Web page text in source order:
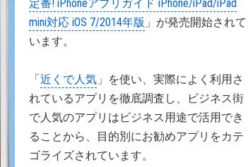
定番! iPhoneアプリガイド iPhone/iPad/iPad
mini対応 iOS 7/2014年版 」が発売開始されて
います。
「近くで人気 」を使い、実際によく利用さ
れているアプリを徹底調査し、ビジネス街
で人気のアプリはビジネス用途で活用でき
ることから、目的別にお勧めアプリをカテ
ゴライズされています。